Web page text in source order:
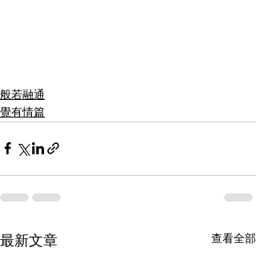
般若融通
覺有情篇
最新文章 查看全部